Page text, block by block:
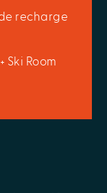
recharge
Ski Room